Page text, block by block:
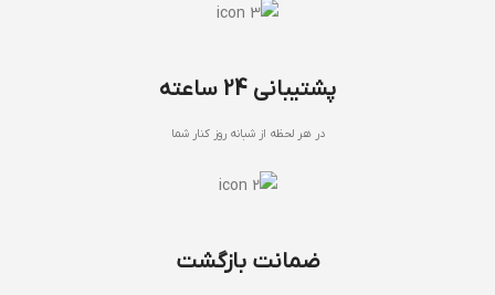
پشتیبانی 24 ساعته
در هر لحظه از شبانه روز کنار شما
ضمانت بازگشت